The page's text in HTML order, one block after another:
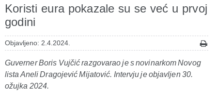
Koristi eura pokazale su se već u prvoj
godini
Objavljeno: 2.4.2024.
Guverner Boris Vujčić razgovarao je s novinarkom Novog
lista Aneli Dragojević Mijatović. Intervju je objavljen 30.
ožujka 2024.